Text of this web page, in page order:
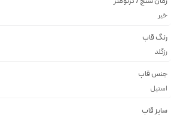
خیر
رنگ قاب
رزگلد
جنس قاب
استيل
سایز قاب